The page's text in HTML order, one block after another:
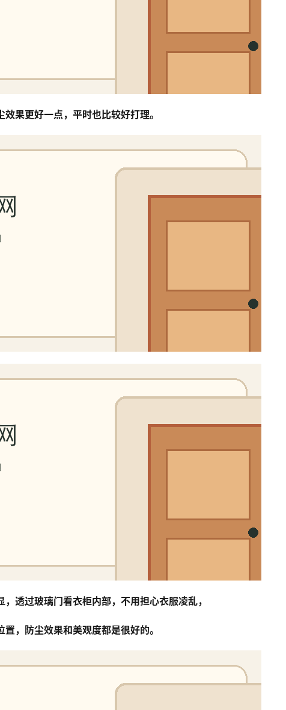
果更好一点，平时也比较好打理。
透过玻璃门看衣柜内部，不用担心衣服凌乱，
，防尘效果和美观度都是很好的。